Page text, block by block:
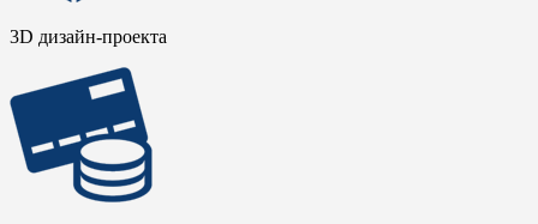
3D дизайн-проекта